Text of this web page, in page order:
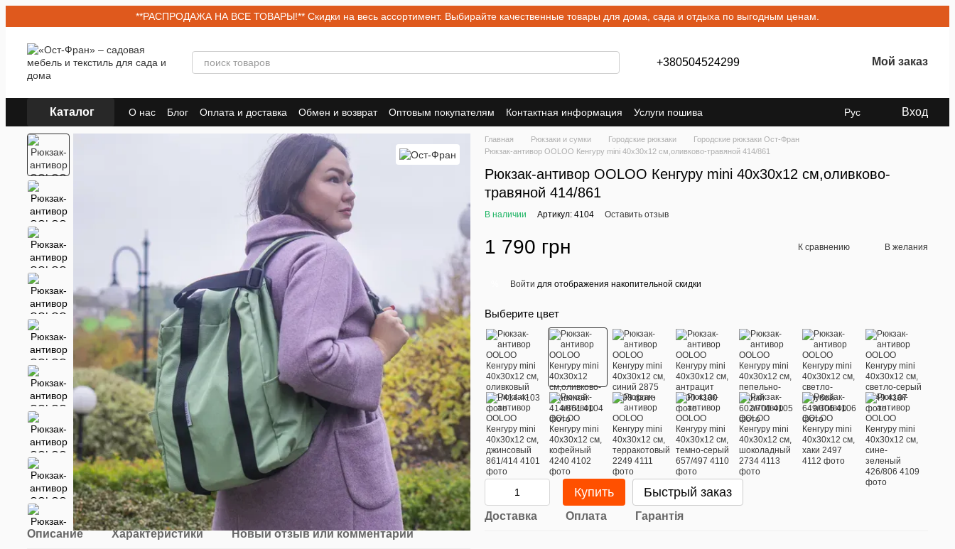
Перейти к основному контенту**РАСПРОДАЖА НА ВСЕ ТОВАРЫ!** Скидки на весь ассортимент. Выбирайте качественные товары для дома, сада и отдыха по выгодным ценам.
+380504524299 Мой заказ
Каталог О нас Блог Оплата и доставка Обмен и возврат Оптовым покупателям Контактная информация
Услуги пошива
Договор публичной оферты
Рус Вход
Описание Характеристики Новый отзыв или комментарий
Главная Рюкзаки и сумки Городские рюкзаки
Городские рюкзаки Ост-Фран
Рюкзак-антивор OOLOO Кенгуру mini 40x30x12 см,оливково-травяной 414/861
Рюкзак-антивор OOLOO Кенгуру mini 40x30x12 см,оливково-
травяной 414/861
В наличии Артикул: 4104 Оставить отзыв
1 790 грн К сравнению В желания
Войти для отображения накопительной скидки
Выберите цвет
Купить Быстрый заказ
Доставка Оплата Гарантія